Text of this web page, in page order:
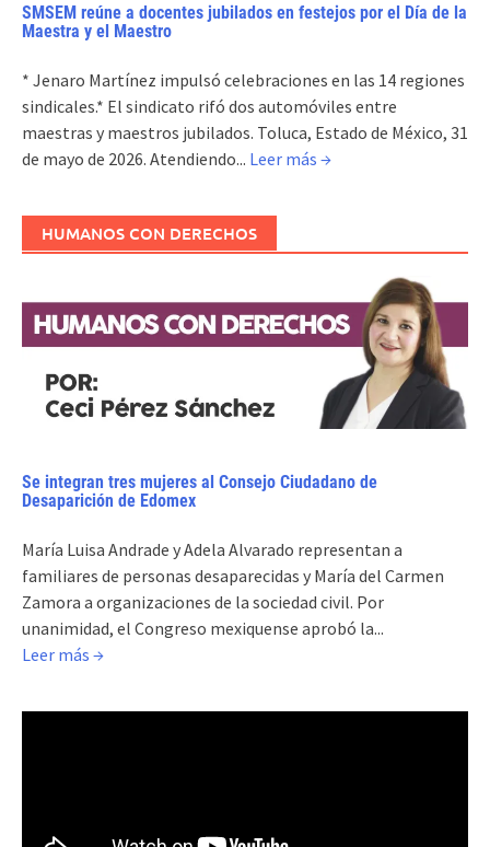
SMSEM reúne a docentes jubilados en festejos por el Día de la
Maestra y el Maestro
* Jenaro Martínez impulsó celebraciones en las 14 regiones
sindicales.* El sindicato rifó dos automóviles entre
maestras y maestros jubilados. Toluca, Estado de México, 31
de mayo de 2026. Atendiendo... Leer más →
HUMANOS CON DERECHOS
Se integran tres mujeres al Consejo Ciudadano de
Desaparición de Edomex
María Luisa Andrade y Adela Alvarado representan a
familiares de personas desaparecidas y María del Carmen
Zamora a organizaciones de la sociedad civil. Por
unanimidad, el Congreso mexiquense aprobó la...
Leer más →